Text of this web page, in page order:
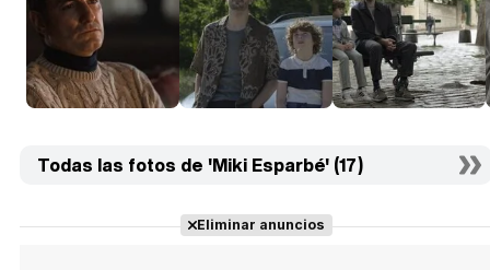
Todas las fotos de 'Miki Esparbé' (17)
Eliminar anuncios